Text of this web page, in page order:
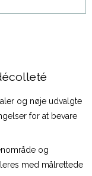
og nøje udvalgte
for at bevare
og
med målrettede